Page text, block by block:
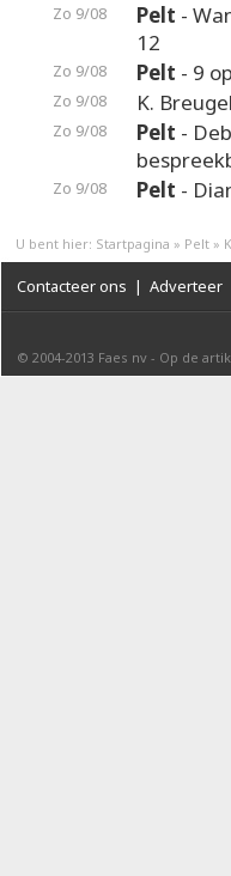
Zo 9/08 Pelt -
12
Zo 9/08 Pelt - 9
Zo 9/08 K.
Zo 9/08 Pelt -
Zo 9/08 Pelt -
U bent hier: Startpagina » Pelt »
Contacteer ons | Adverteer
© 2004-2013 Faes nv - Op de